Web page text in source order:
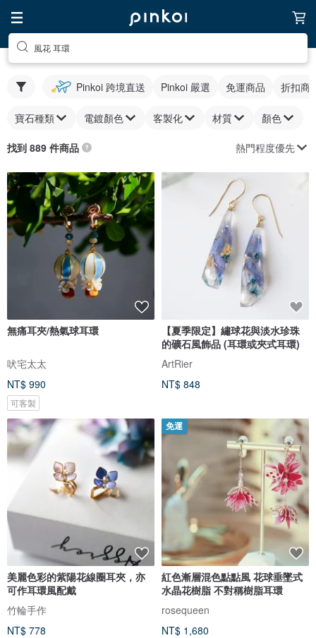
風花 耳環
Pinkoi 跨境直送 Pinkoi 嚴選 免運商品 折扣商
寶石種類 電鍍顏色 客製化 材質 顏色
找到 889 件商品 熱門程度優先
無痛耳夾/熱氣球耳環
吠宅太太
NT$ 990
可客製
【夏季限定】繡球花與淡水珍珠
的礦石風飾品 (耳環或夾式耳環)
ArtRier
NT$ 848
美麗色彩的紫陽花線圈耳夾，亦
可作耳環風配戴
竹輪手作
NT$ 778
免運
紅色漸層混色點點風 花球垂墜式
水晶花樹脂 不對稱樹脂耳環
rosequeen
NT$ 1,680